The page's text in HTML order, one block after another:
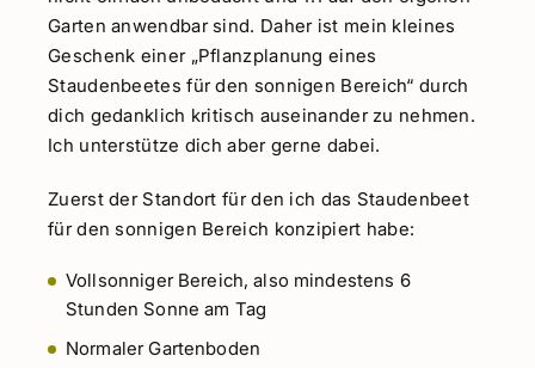
Garten anwendbar sind. Daher ist mein kleines
Geschenk einer „Pflanzplanung eines
Staudenbeetes für den sonnigen Bereich“ durch
dich gedanklich kritisch auseinander zu nehmen.
Ich unterstütze dich aber gerne dabei.
Zuerst der Standort für den ich das Staudenbeet
für den sonnigen Bereich konzipiert habe:
Vollsonniger Bereich, also mindestens 6
Stunden Sonne am Tag
Normaler Gartenboden